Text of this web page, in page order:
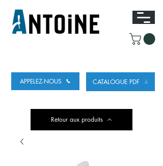
APPELEZ-NOUS CATALOGUE PDF
Retour aux produits